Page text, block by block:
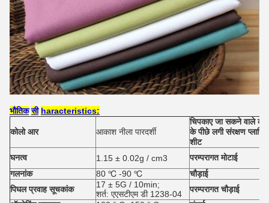
भौतिक सी haracteristics:
कोलो आर आकाश नीला पारदर्शी
चिपकाए जा सकने वाले
के पीछे लगी संरक्षण
शीट
घनत्व
1.15 ± 0.02g / cm3 परम्परागत मोटाई
गलनांक
80 ℃ -90 ℃
चौड़ाई
पिघल प्रवाह सूचकांक
17 ± 5G / 10min;
शर्त: एएसटीएम डी 1238-04
परम्परागत चौड़ाई